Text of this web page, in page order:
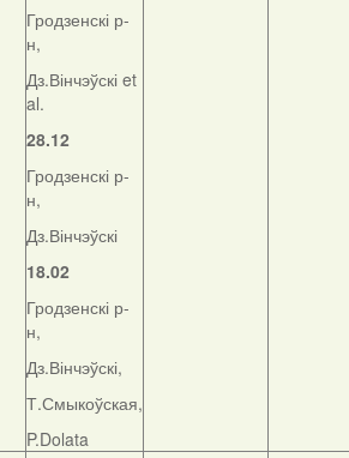
Гродзенскі р-
н,
Дз.Вінчэўскі et
al.
28.12
Гродзенскі р-
н,
Дз.Вінчэўскі
18.02
Гродзенскі р-
н,
Дз.Вінчэўскі,
Т.Смыкоўская,
P.Dolata